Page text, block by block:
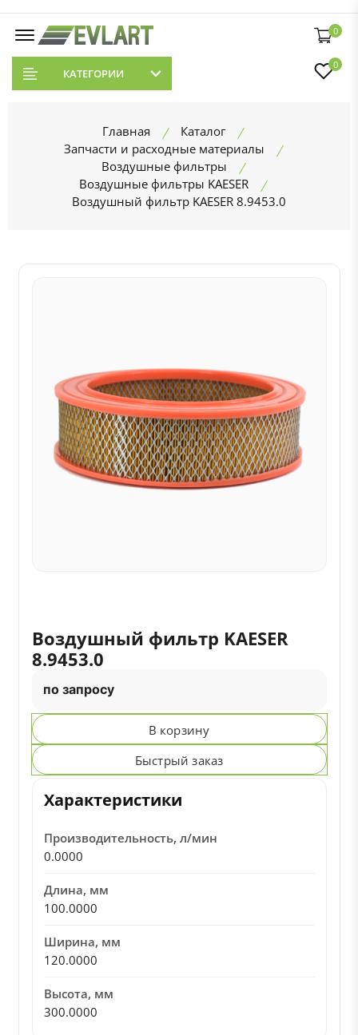
0
КАТЕГОРИИ
0
Главная
Каталог
Запчасти и расходные материалы
Воздушные фильтры
Воздушные фильтры KAESER
Воздушный фильтр KAESER 8.9453.0
Воздушный фильтр KAESER
8.9453.0
по запросу
В корзину
Быстрый заказ
Характеристики
Производительность, л/мин
0.0000
Длина, мм
100.0000
Ширина, мм
120.0000
Высота, мм
300.0000